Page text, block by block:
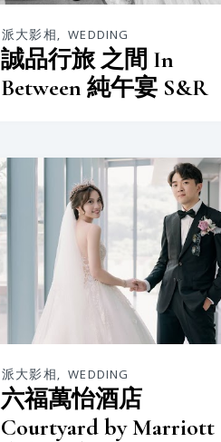
派大影相, WEDDING
誠品行旅 之間 In
Between 純午宴 S&R
派大影相, WEDDING
六福萬怡酒店
Courtyard by Marriott